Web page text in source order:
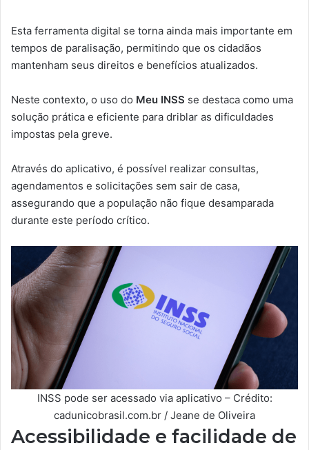
Esta ferramenta digital se torna ainda mais importante em
tempos de paralisação, permitindo que os cidadãos
mantenham seus direitos e benefícios atualizados.
Neste contexto, o uso do Meu INSS se destaca como uma
solução prática e eficiente para driblar as dificuldades
impostas pela greve.
Através do aplicativo, é possível realizar consultas,
agendamentos e solicitações sem sair de casa,
assegurando que a população não fique desamparada
durante este período crítico.
INSS pode ser acessado via aplicativo – Crédito:
cadunicobrasil.com.br / Jeane de Oliveira
Acessibilidade e facilidade de